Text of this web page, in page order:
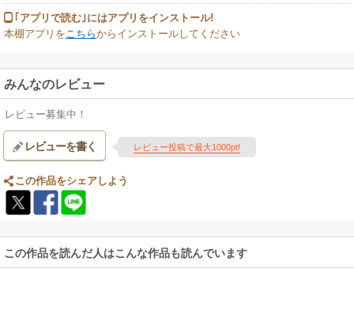
｢アプリで読む｣にはアプリをインストール!
本棚アプリをこちらからインストールしてください
みんなのレビュー
レビュー募集中！
レビューを書く レビュー投稿で最大1000pt!
この作品をシェアしよう
この作品を読んだ人はこんな作品も読んでいます